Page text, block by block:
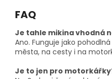
FAQ
Je tahle mikina vhodná
Ano. Funguje jako
města, na cesty i na
Je to jen pro